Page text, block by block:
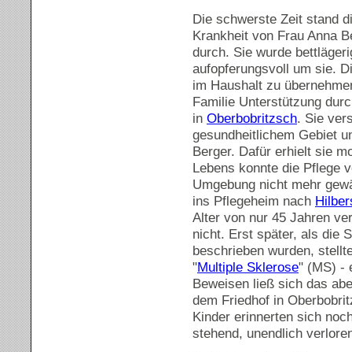
Die schwerste Zeit stand
Krankheit von Frau Anna
durch. Sie wurde
aufopferungsvoll um sie.
im Haushalt zu
Familie Unterstützung
in Oberbobritzsch. Sie
gesundheitlichem Gebiet
Berger. Dafür erhielt sie
Lebens konnte die Pflege
Umgebung nicht mehr
ins Pflegeheim nach
Alter von nur 45 Jahren
nicht. Erst später, als die
beschrieben wurden,
"Multiple Sklerose" (MS) -
Beweisen ließ sich das
dem Friedhof in
Kinder erinnerten sich
stehend, unendlich